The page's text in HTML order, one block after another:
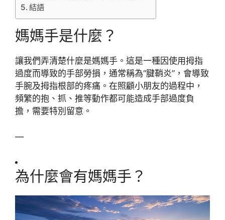
結語
媽媽手是什麼？
讓我們弄清楚什麼是媽媽手。這是一種因使用拇指
過度而導致的手部勞損，通常稱為“腱鞘炎”，會導致
手腕及拇指根部的疼痛。在照顧小朋友的過程中，
頻繁的抱、抓、推等動作都可能造成手部過度負
擔，需要特別留意。
—
為什麼會有媽媽手？